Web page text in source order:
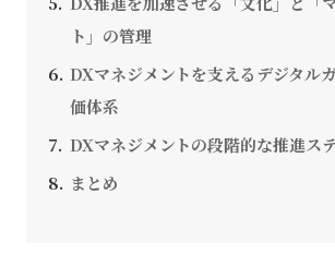
ト」の管理
DXマネジメントを支えるデジタル
価体系
DXマネジメントの段階的な推進ス
まとめ